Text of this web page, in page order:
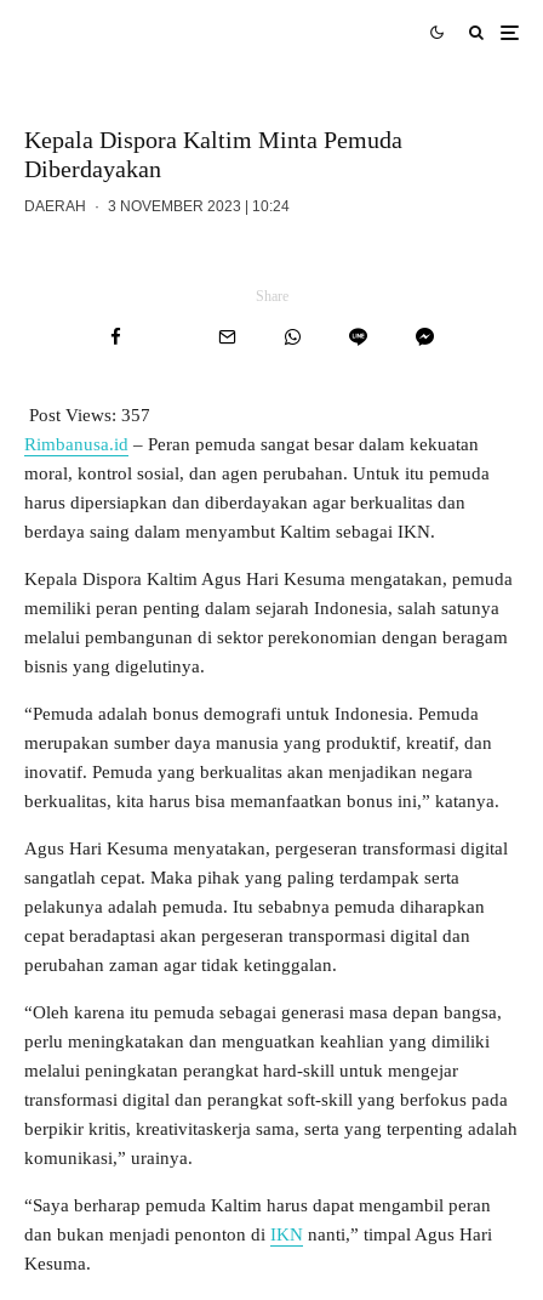
Kepala Dispora Kaltim Minta Pemuda
Diberdayakan
DAERAH · 3 NOVEMBER 2023 | 10:24
Share
Post Views: 357
Rimbanusa.id – Peran pemuda sangat besar dalam kekuatan
moral, kontrol sosial, dan agen perubahan. Untuk itu pemuda
harus dipersiapkan dan diberdayakan agar berkualitas dan
berdaya saing dalam menyambut Kaltim sebagai IKN.
Kepala Dispora Kaltim Agus Hari Kesuma mengatakan, pemuda
memiliki peran penting dalam sejarah Indonesia, salah satunya
melalui pembangunan di sektor perekonomian dengan beragam
bisnis yang digelutinya.
“Pemuda adalah bonus demografi untuk Indonesia. Pemuda
merupakan sumber daya manusia yang produktif, kreatif, dan
inovatif. Pemuda yang berkualitas akan menjadikan negara
berkualitas, kita harus bisa memanfaatkan bonus ini,” katanya.
Agus Hari Kesuma menyatakan, pergeseran transformasi digital
sangatlah cepat. Maka pihak yang paling terdampak serta
pelakunya adalah pemuda. Itu sebabnya pemuda diharapkan
cepat beradaptasi akan pergeseran transpormasi digital dan
perubahan zaman agar tidak ketinggalan.
“Oleh karena itu pemuda sebagai generasi masa depan bangsa,
perlu meningkatakan dan menguatkan keahlian yang dimiliki
melalui peningkatan perangkat hard-skill untuk mengejar
transformasi digital dan perangkat soft-skill yang berfokus pada
berpikir kritis, kreativitaskerja sama, serta yang terpenting adalah
komunikasi,” urainya.
“Saya berharap pemuda Kaltim harus dapat mengambil peran
dan bukan menjadi penonton di IKN nanti,” timpal Agus Hari
Kesuma.